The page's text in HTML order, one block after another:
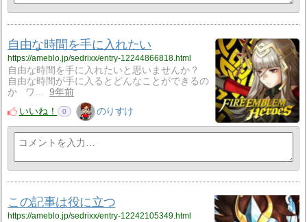
自由な時間を手に入れたい
https://ameblo.jp/sedrixx/entry-12244866818.html
自由な時間を手に入れたいと思いませんか？
自由な時間が手に入るとどんなことができるの
か ワ…
9年前
いいね！
0 のりすけ
この記事は役に立つ
https://ameblo.jp/sedrixx/entry-12242105349.html